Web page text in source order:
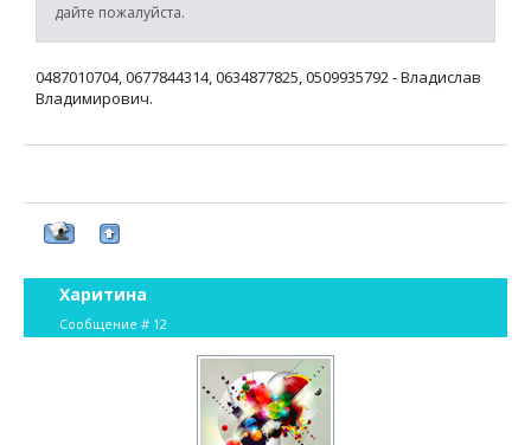
дайте пожалуйста.
0487010704, 0677844314, 0634877825, 0509935792 - Владислав
Владимирович.
Харитина
Сообщение # 12